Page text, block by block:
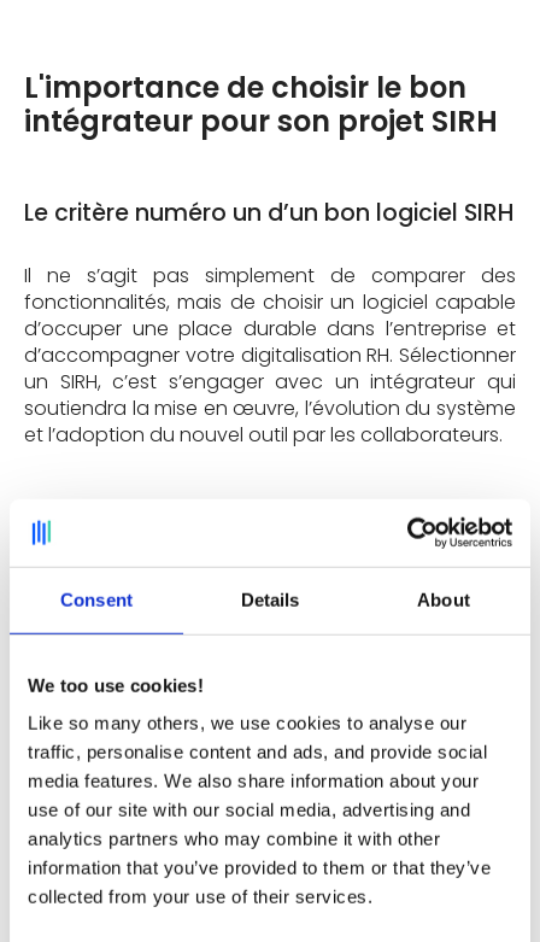
Consent Details About
We too use cookies!
Like so many others, we use cookies to analyse our
traffic, personalise content and ads, and provide social
media features. We also share information about your
use of our site with our social media, advertising and
analytics partners who may combine it with other
information that you’ve provided to them or that they’ve
collected from your use of their services.
L'importance de choisir le bon
intégrateur pour son projet SIRH
Le critère numéro un d’un bon logiciel SIRH
Il ne s’agit pas simplement de comparer des
fonctionnalités, mais de choisir un logiciel capable
d’occuper une place durable dans l’entreprise et
d’accompagner votre digitalisation RH. Sélectionner
un SIRH, c’est s’engager avec un intégrateur qui
soutiendra la mise en œuvre, l’évolution du système
et l’adoption du nouvel outil par les collaborateurs.
Adéquation fonctionnelle et couverture
des besoins
Plusieurs dimensions sont à analyser : adéquation
fonctionnelle, ergonomie, aspects techniques,
accompagnement. Un logiciel SIRH doit répondre à
vos besoins prioritaires. Il doit offrir une couverture
large sur vos processus RH tout en restant
modulaire, afin d’ajouter facilement de nouvelles
fonctionnalités sans relancer un projet complexe. La
solution doit également tenir compte de vos
spécificités : secteur, convention collective,
structure multi-sites, règles internes. La souplesse de
paramétrage (workflows, circuits d’approbation,